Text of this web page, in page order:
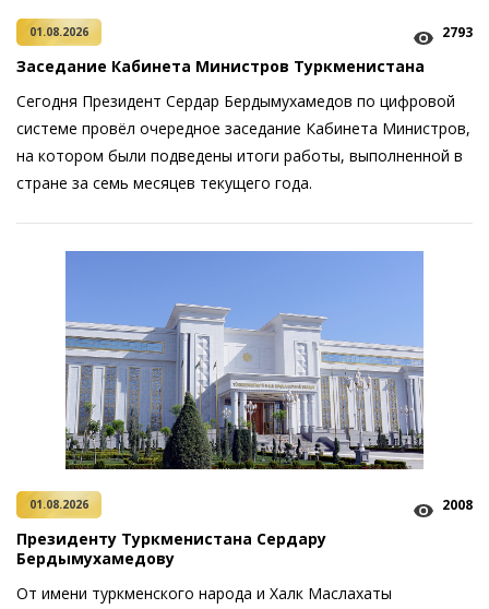
01.08.2026 2793
Заседание Кабинета Министров Туркменистана
Сегодня Президент Сердар Бердымухамедов по цифровой
системе провёл очередное заседание Кабинета Министров,
на котором были подведены итоги работы, выполненной в
стране за семь месяцев текущего года.
01.08.2026 2008
Президенту Туркменистана Сердару
Бердымухамедову
От имени туркменского народа и Халк Маслахаты